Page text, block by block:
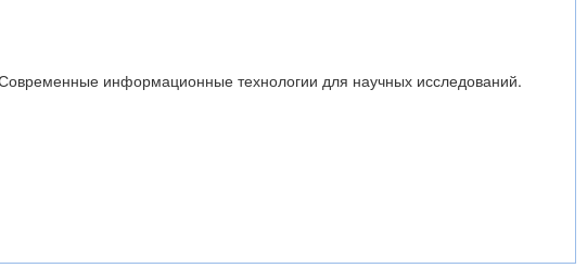
информационные технологии для научных исследований.